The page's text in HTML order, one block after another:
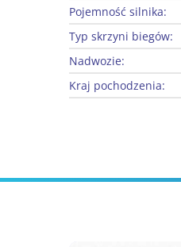
Pojemność silnika:
Typ skrzyni biegów:
Nadwozie:
Kraj pochodzenia: